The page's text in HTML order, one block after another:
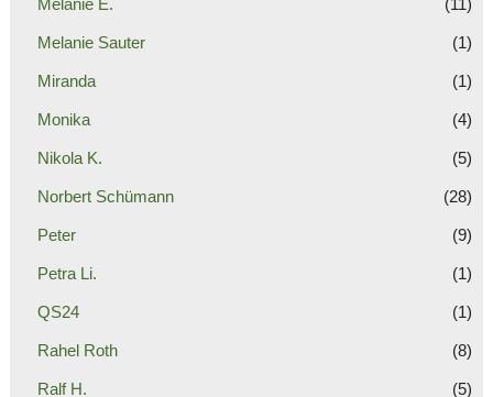
Melanie E. (11)
Melanie Sauter (1)
Miranda (1)
Monika (4)
Nikola K. (5)
Norbert Schümann (28)
Peter (9)
Petra Li. (1)
QS24 (1)
Rahel Roth (8)
Ralf H. (5)